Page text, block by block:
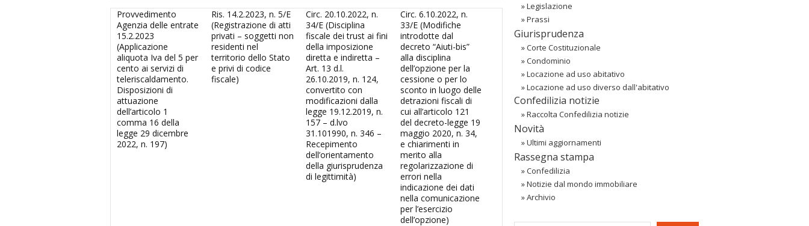
Provvedimento
Agenzia delle entrate
15.2.2023
(Applicazione
aliquota Iva del 5 per
cento ai servizi di
teleriscaldamento.
Disposizioni di
attuazione
dell’articolo 1
comma 16 della
legge 29 dicembre
2022, n. 197)
Ris. 14.2.2023, n. 5/E
(Registrazione di atti
privati – soggetti non
residenti nel
territorio dello Stato
e privi di codice
fiscale)
Circ. 20.10.2022, n.
34/E (Disciplina
fiscale dei trust ai fini
della imposizione
diretta e indiretta –
Art. 13 d.l.
26.10.2019, n. 124,
convertito con
modificazioni dalla
legge 19.12.2019, n.
157 – d.lvo
31.101990, n. 346 –
Recepimento
dell’orientamento
della giurisprudenza
di legittimità)
Circ. 6.10.2022, n.
33/E (Modifiche
introdotte dal
decreto “Aiuti-bis”
alla disciplina
dell’opzione per la
cessione o per lo
sconto in luogo delle
detrazioni fiscali di
cui all’articolo 121
del decreto-legge 19
maggio 2020, n. 34,
e chiarimenti in
merito alla
regolarizzazione di
errori nella
indicazione dei dati
nella comunicazione
per l’esercizio
dell’opzione)
»Legislazione
»Prassi
Giurisprudenza
»Corte Costituzionale
»Condominio
»Locazione ad uso abitativo
»Locazione ad uso diverso dall'abitativo
Confedilizia notizie
»Raccolta Confedilizia notizie
Novità
»Ultimi aggiornamenti
Rassegna stampa
»Confedilizia
»Notizie dal mondo immobiliare
»Archivio